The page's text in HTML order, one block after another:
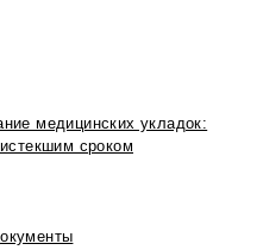
медицинских укладок:
сроком